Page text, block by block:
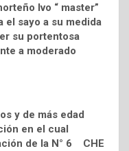
Ivo “ master”
el sayo a su medida
su portentosa
a moderado
y de más edad
en el cual
de la N° 6 CHE